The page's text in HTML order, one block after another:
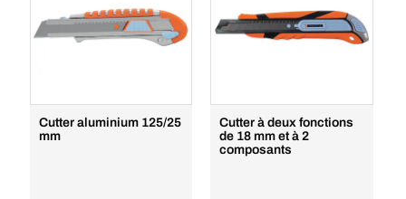
Cutter aluminium 125/25
mm
Cutter à deux fonctions
de 18 mm et à 2
composants